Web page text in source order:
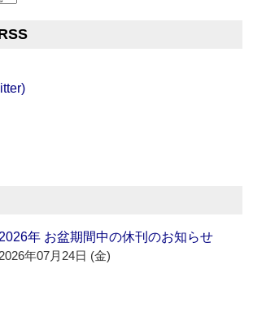
2026年 お盆期間中の休刊のお知らせ
2026年07月24日 (金)